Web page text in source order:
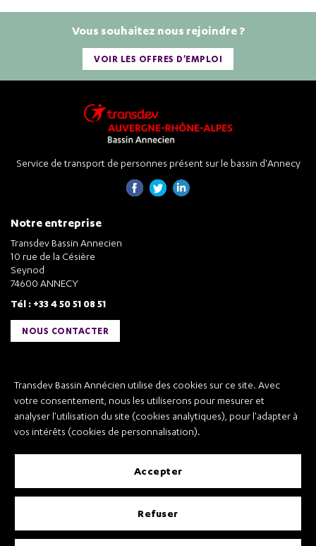
Transdev Bassin Annécien utilise des cookies sur ce site. Avec
votre consentement, nous les utiliserons pour mesurer et
analyser l'utilisation du site (cookies analytiques), pour l'adapter à
vos intérêts (cookies de personnalisation).
accepter
refuser
Vous souhaitez nous rejoindre ?
VOIR LES OFFRES D'EMPLOI
Service de transport de personnes présent sur le bassin d'Annecy
Notre entreprise
Transdev Bassin Annecien
10 rue de la Césière
Seynod
74600 ANNECY
Tél : +33 4 50 51 08 51
NOUS CONTACTER
Transdev Bassin Annécien
Recrutement
Conditions Générales de Vente et Transport
Conditions Générales d’Utilisation
Règlement